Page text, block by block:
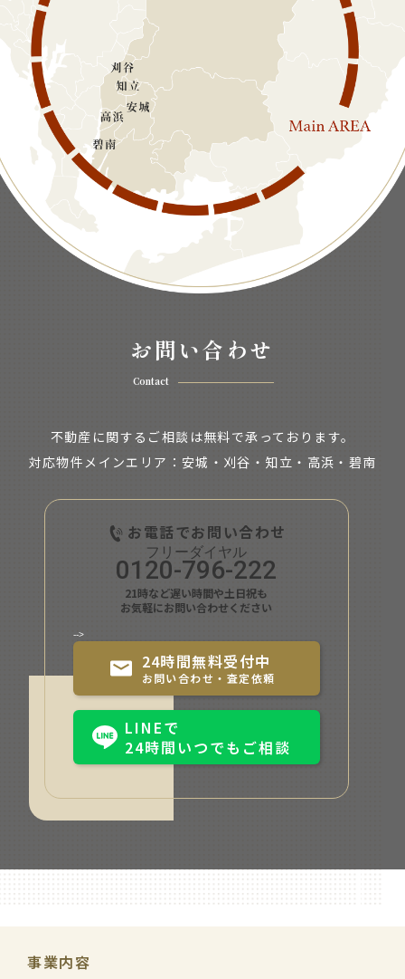
お問い合わせ
Contact
不動産に関するご相談は無料で承っております。
対応物件メインエリア：安城・刈谷・知立・ 高浜・碧南
お電話でお問い合わせ
0120-796-222
21時など遅い時間や土日祝も
お気軽にお問い合わせください
-->
24時間無料受付中
お問い合わせ・査定依頼
LINEで
24時間いつでもご相談
事業内容